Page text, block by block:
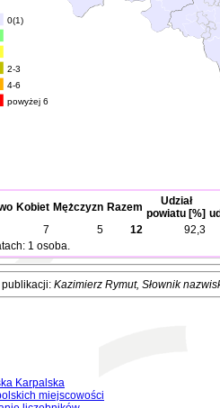
0(1)
2-3
4-6
powyżej 6
Kobiet Mężczyzn Razem
Udział
powiatu [%]
7 5 12
92,3
1 osoba.
publikacji: Kazimierz Rymut, Słownik
Karpalska
miejscowości